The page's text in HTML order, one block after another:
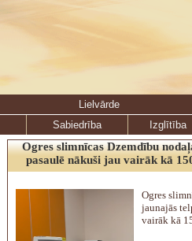
Lielvārde
Sabiedrība
Izglītība
Ogres slimnīcas Dzemdību
pasaulē nākuši jau vairāk kā
Ogres
jaunajās
vairāk kā